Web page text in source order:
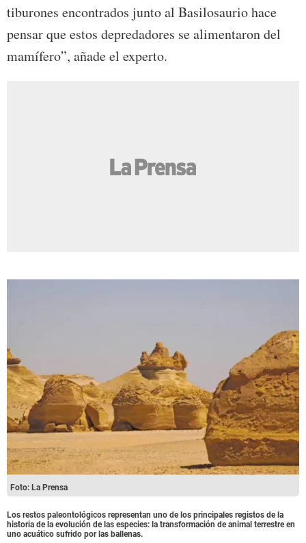
tiburones encontrados junto al Basilosaurio hace
pensar que estos depredadores se alimentaron del
mamífero”, añade el experto.
Foto: La Prensa
Los restos paleontológicos representan uno de los principales registos de la
historia de la evolución de las especies: la transformación de animal terrestre en
uno acuático sufrido por las ballenas.